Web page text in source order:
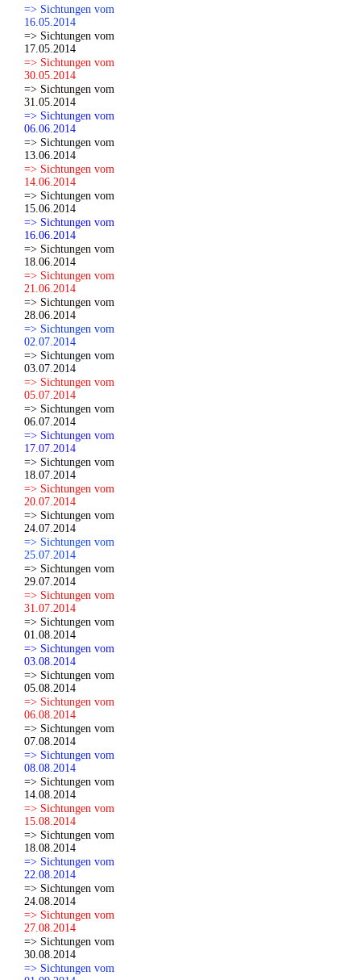
=> Sichtungen vom
16.05.2014
=> Sichtungen vom
17.05.2014
=> Sichtungen vom
30.05.2014
=> Sichtungen vom
31.05.2014
=> Sichtungen vom
06.06.2014
=> Sichtungen vom
13.06.2014
=> Sichtungen vom
14.06.2014
=> Sichtungen vom
15.06.2014
=> Sichtungen vom
16.06.2014
=> Sichtungen vom
18.06.2014
=> Sichtungen vom
21.06.2014
=> Sichtungen vom
28.06.2014
=> Sichtungen vom
02.07.2014
=> Sichtungen vom
03.07.2014
=> Sichtungen vom
05.07.2014
=> Sichtungen vom
06.07.2014
=> Sichtungen vom
17.07.2014
=> Sichtungen vom
18.07.2014
=> Sichtungen vom
20.07.2014
=> Sichtungen vom
24.07.2014
=> Sichtungen vom
25.07.2014
=> Sichtungen vom
29.07.2014
=> Sichtungen vom
31.07.2014
=> Sichtungen vom
01.08.2014
=> Sichtungen vom
03.08.2014
=> Sichtungen vom
05.08.2014
=> Sichtungen vom
06.08.2014
=> Sichtungen vom
07.08.2014
=> Sichtungen vom
08.08.2014
=> Sichtungen vom
14.08.2014
=> Sichtungen vom
15.08.2014
=> Sichtungen vom
18.08.2014
=> Sichtungen vom
22.08.2014
=> Sichtungen vom
24.08.2014
=> Sichtungen vom
27.08.2014
=> Sichtungen vom
30.08.2014
=> Sichtungen vom